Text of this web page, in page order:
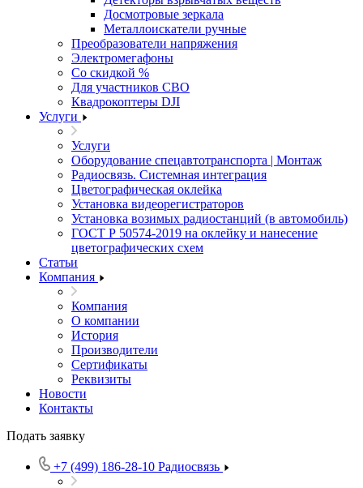
Досмотровые зеркала
Металлоискатели ручные
Преобразователи напряжения
Электромегафоны
Со скидкой %
Для участников СВО
Квадрокоптеры DJI
Услуги
Услуги
Оборудование спецавтотранспорта | Монтаж
Радиосвязь. Системная интеграция
Цветографическая оклейка
Установка видеорегистраторов
Установка возимых радиостанций (в автомобиль)
ГОСТ Р 50574-2019 на оклейку и нанесение
цветографических схем
Статьи
Компания
Компания
О компании
История
Производители
Сертификаты
Реквизиты
Новости
Контакты
Подать заявку
+7 (499) 186-28-10 Радиосвязь